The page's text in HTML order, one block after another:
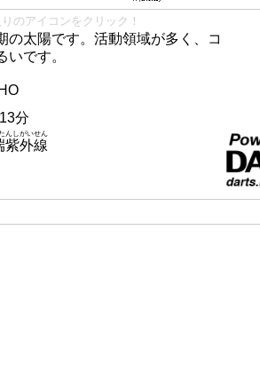
のアイコンをクリック！
の太陽です。活動領域が多く、コ
いです。
分
紫外線
んしがいせん